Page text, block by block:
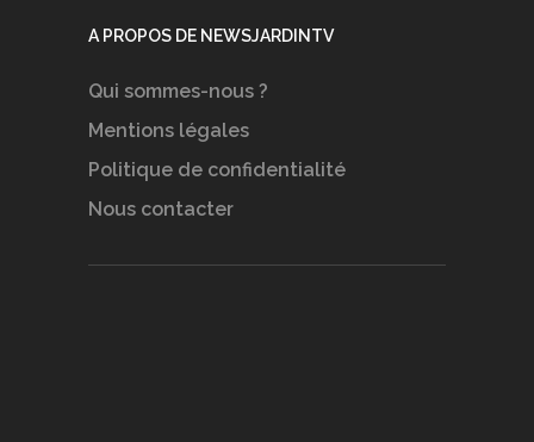
A PROPOS DE NEWSJARDINTV
Qui sommes-nous ?
Mentions légales
Politique de confidentialité
Nous contacter